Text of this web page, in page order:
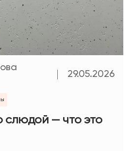
29.05.2026
слюдой — что это